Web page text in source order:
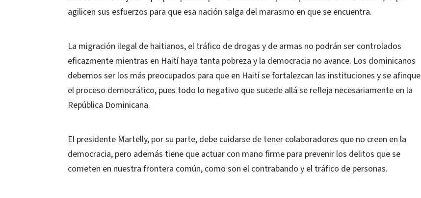
agilicen sus esfuerzos para que esa nación salga del marasmo en que se encuentra.
La migración ilegal de haitianos, el tráfico de drogas y de armas no podrán ser controlados
eficazmente mientras en Haití haya tanta pobreza y la democracia no avance. Los dominicanos
debemos ser los más preocupados para que en Haití se fortalezcan las instituciones y se afinque
el proceso democrático, pues todo lo negativo que sucede allá se refleja necesariamente en la
República Dominicana.
El presidente Martelly, por su parte, debe cuidarse de tener colaboradores que no creen en la
democracia, pero además tiene que actuar con mano firme para prevenir los delitos que se
cometen en nuestra frontera común, como son el contrabando y el tráfico de personas.